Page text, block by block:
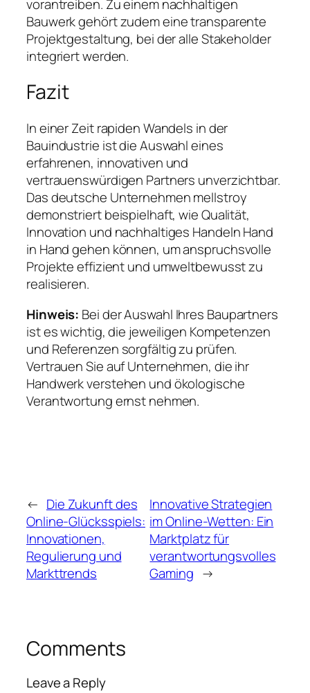
vorantreiben. Zu einem nachhaltigen
Bauwerk gehört zudem eine transparente
Projektgestaltung, bei der alle Stakeholder
integriert werden.
Fazit
In einer Zeit rapiden Wandels in der
Bauindustrie ist die Auswahl eines
erfahrenen, innovativen und
vertrauenswürdigen Partners unverzichtbar.
Das deutsche Unternehmen mellstroy
demonstriert beispielhaft, wie Qualität,
Innovation und nachhaltiges Handeln Hand
in Hand gehen können, um anspruchsvolle
Projekte effizient und umweltbewusst zu
realisieren.
Hinweis: Bei der Auswahl Ihres Baupartners
ist es wichtig, die jeweiligen Kompetenzen
und Referenzen sorgfältig zu prüfen.
Vertrauen Sie auf Unternehmen, die ihr
Handwerk verstehen und ökologische
Verantwortung ernst nehmen.
← Die Zukunft des
Online-Glücksspiels:
Innovationen,
Regulierung und
Markttrends
Innovative Strategien
im Online-Wetten: Ein
Marktplatz für
verantwortungsvolles
Gaming →
Comments
Leave a Reply